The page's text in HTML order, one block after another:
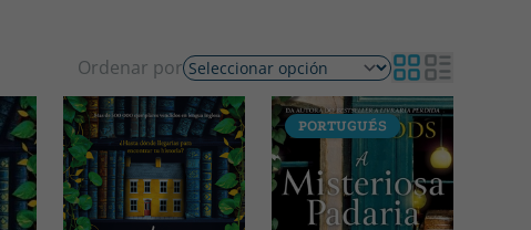
Ordenar por
PORTUGUÉS